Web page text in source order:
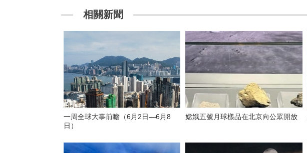
相關新聞
一周全球大事前瞻（6月2日—6月8
日）
嫦娥五號月球樣品在北京向公眾開放